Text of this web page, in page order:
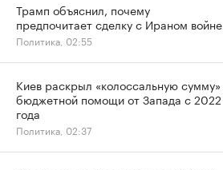
Трамп объяснил, почему
предпочитает сделку с Ираном войне
Политика, 02:55
Киев раскрыл «колоссальную сумму»
бюджетной помощи от Запада с 2022
года
Политика, 02:37